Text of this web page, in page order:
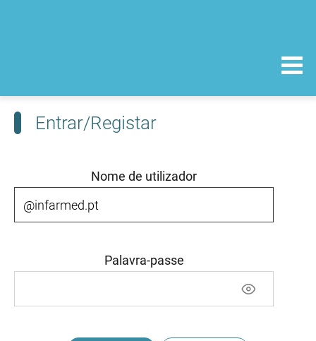
Entrar/Registar
Nome de utilizador
Palavra-passe